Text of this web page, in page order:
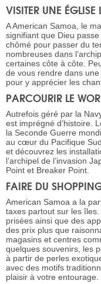
VISITER UNE ÉGLISE
A American Samoa, le
signifiant que Dieu
chômé pour passer du
nombreuses dans
certaines côte à côte.
de vous rendre dans
pour y apprécier les
PARCOURIR LE
Autrefois géré par la
est imprégné d’histoire.
la Seconde Guerre
au cœur du Pacifique
et découvrez les
l’archipel de l’invasion
Point et Breaker Point.
FAIRE DU
American Samoa a la
taxes partout sur les
prisées ainsi que des
des prix plus que
magasins et centres
quelques souvenirs, les
à partir de perles
avec des motifs
plaisir à votre entourage.